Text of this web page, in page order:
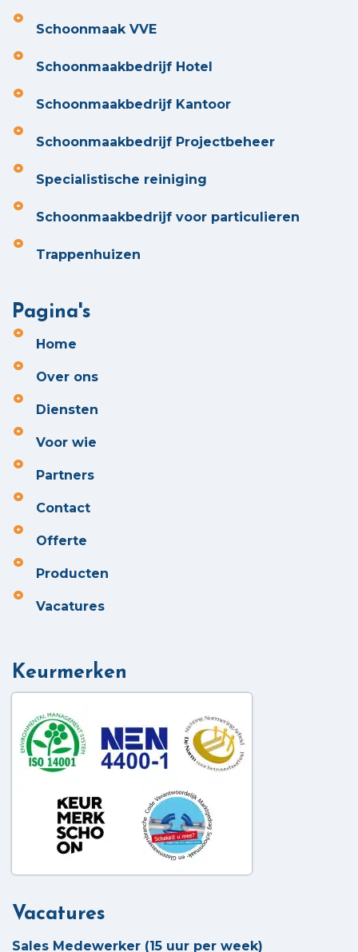
Schoonmaak VVE
Schoonmaakbedrijf Hotel
Schoonmaakbedrijf Kantoor
Schoonmaakbedrijf Projectbeheer
Specialistische reiniging
Schoonmaakbedrijf voor particulieren
Trappenhuizen
Pagina's
Home
Over ons
Diensten
Voor wie
Partners
Contact
Offerte
Producten
Vacatures
Keurmerken
Vacatures
Sales Medewerker (15 uur per week)